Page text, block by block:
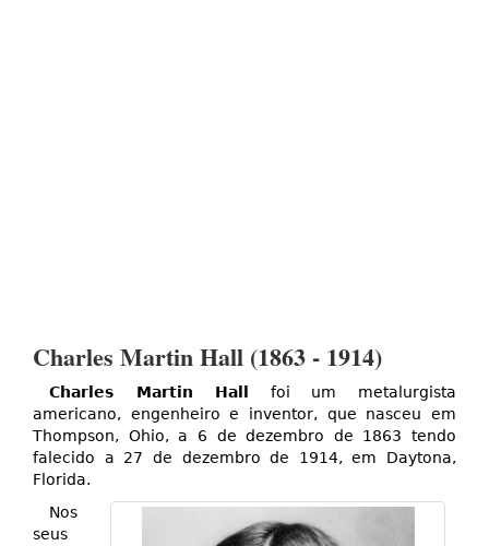
Charles Martin Hall (1863 - 1914)
Charles Martin Hall
foi um metalurgista
americano, engenheiro e inventor, que nasceu em
Thompson, Ohio, a 6 de dezembro de 1863 tendo
falecido a 27 de dezembro de 1914, em Daytona,
Florida.
Nos
seus